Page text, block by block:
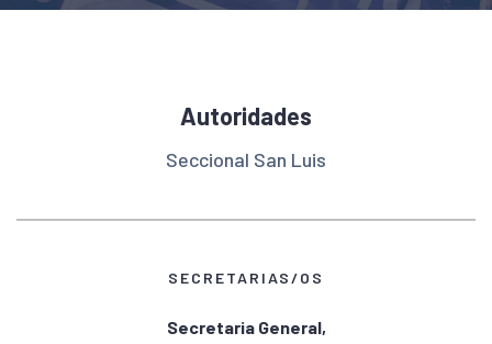
Autoridades
Seccional San Luis
SECRETARIAS/OS
Secretaria General,